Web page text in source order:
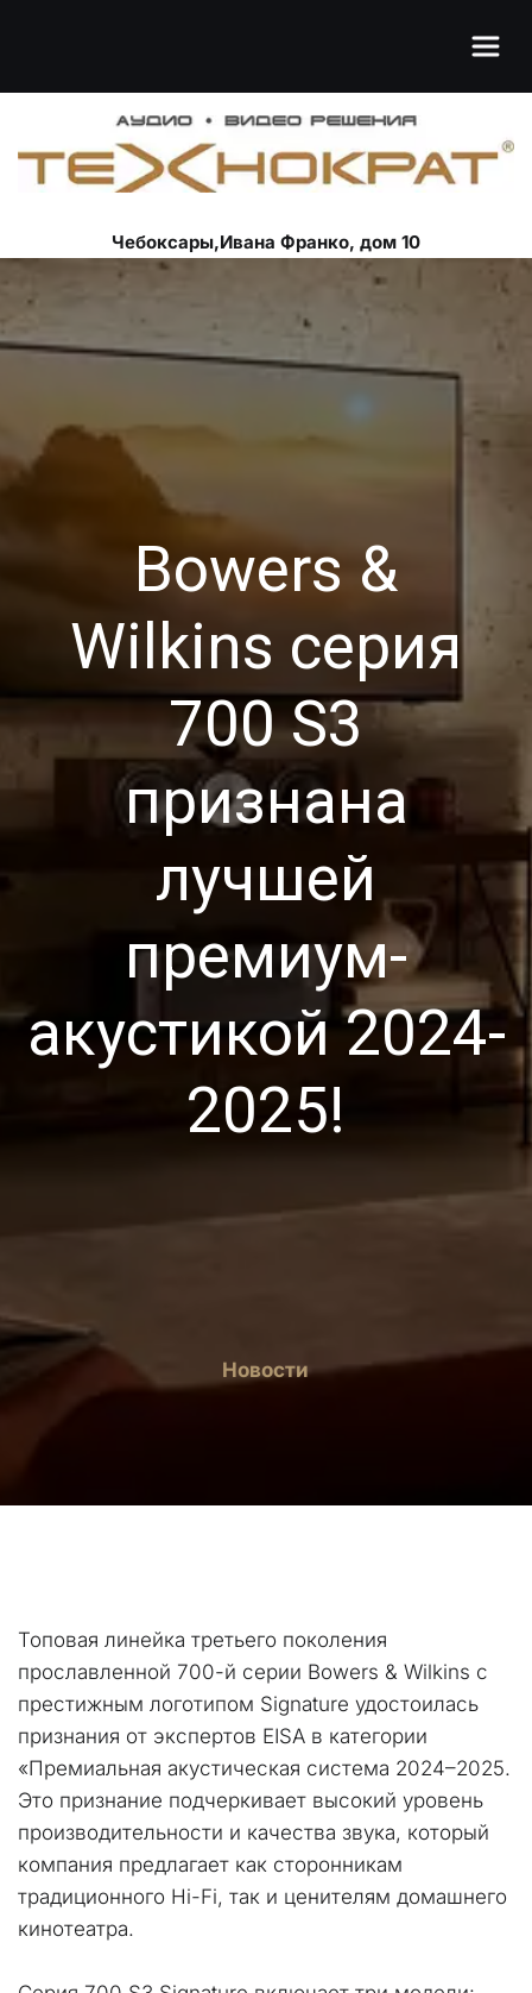
Чебоксары,Ивана Франко, дом 10
Bowers &
Wilkins серия
700 S3
признана
лучшей
премиум-
акуcтикой 2024-
2025!
Новости
Топовая линейка третьего поколения
прославленной 700-й серии Bowers & Wilkins с
престижным логотипом Signature удостоилась
признания от экспертов EISA в категории
«Премиальная акустическая система 2024–2025.
Это признание подчеркивает высокий уровень
производительности и качества звука, который
компания предлагает как сторонникам
традиционного Hi-Fi, так и ценителям домашнего
кинотеатра.